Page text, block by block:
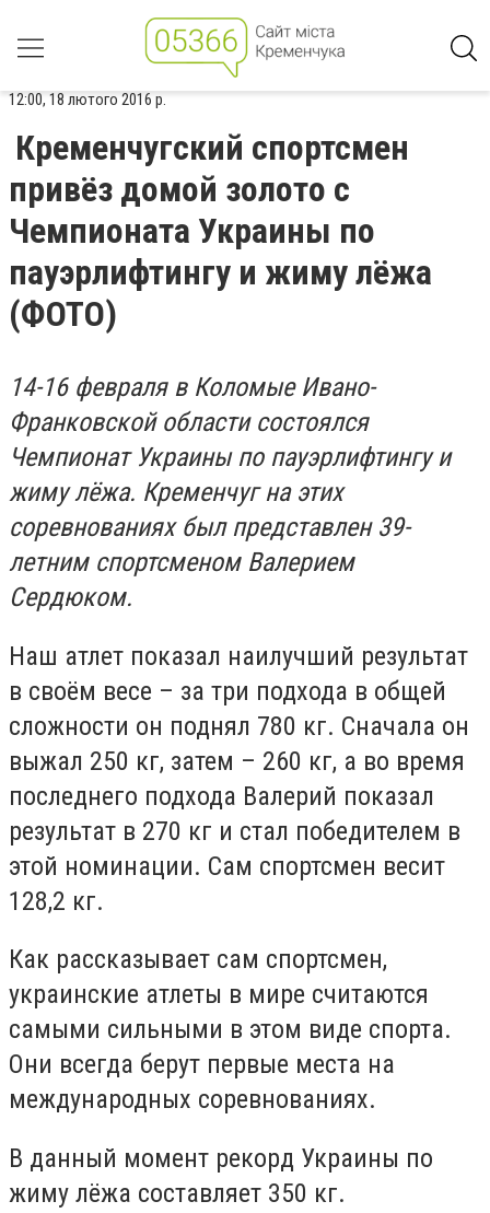
12:00, 18 лютого 2016 р.
Кременчугский спортсмен
привёз домой золото с
Чемпионата Украины по
пауэрлифтингу и жиму лёжа
(ФОТО)
14-16 февраля в Коломые Ивано-
Франковской области состоялся
Чемпионат Украины по пауэрлифтингу и
жиму лёжа. Кременчуг на этих
соревнованиях был представлен 39-
летним спортсменом Валерием
Сердюком.
Наш атлет показал наилучший результат
в своём весе – за три подхода в общей
сложности он поднял 780 кг. Сначала он
выжал 250 кг, затем – 260 кг, а во время
последнего подхода Валерий показал
результат в 270 кг и стал победителем в
этой номинации. Сам спортсмен весит
128,2 кг.
Как рассказывает сам спортсмен,
украинские атлеты в мире считаются
самыми сильными в этом виде спорта.
Они всегда берут первые места на
международных соревнованиях.
В данный момент рекорд Украины по
жиму лёжа составляет 350 кг.